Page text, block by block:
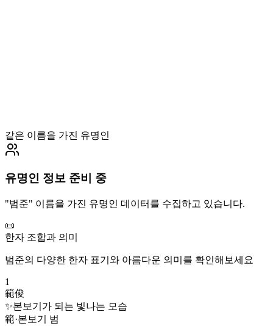
같은 이름을 가진 유명인
유명인 정보 준비 중
"범준" 이름을 가진 유명인 데이터를 수집하고 있습니다.
📜
한자 조합과 의미
범준의 다양한 한자 표기와 아름다운 의미를 확인해보세요
1
範俊
✨본보기가 되는 빛나는 모습
範·본보기 범